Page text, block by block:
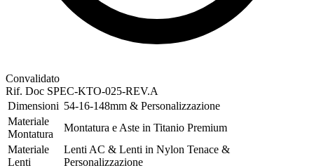
Convalidato
Rif. Doc SPEC-KTO-025-REV.A
Dimensioni 54-16-148mm & Personalizzazione
Materiale
Montatura
Montatura e Aste in Titanio Premium
Materiale
Lenti
Lenti AC & Lenti in Nylon Tenace &
Personalizzazione